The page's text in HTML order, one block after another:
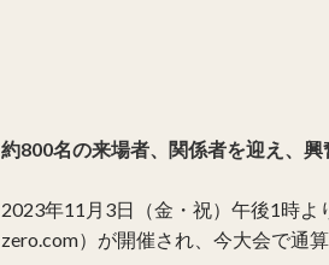
約800名の来場者、関係者を迎え、
2023年11月3日（金・祝）午後1時
zero.com）が開催され、今大会で通